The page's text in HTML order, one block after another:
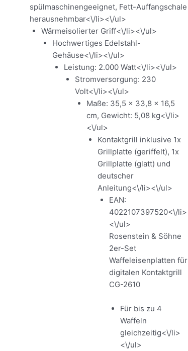
spülmaschinengeeignet, Fett-Auffangschale
herausnehmbar<\/li><\/ul>
Wärmeisolierter Griff<\/li><\/ul>
Hochwertiges Edelstahl-
Gehäuse<\/li><\/ul>
Leistung: 2.000 Watt<\/li><\/ul>
Stromversorgung: 230
Volt<\/li><\/ul>
Maße: 35,5 x 33,8 x 16,5
cm, Gewicht: 5,08 kg<\/li>
<\/ul>
Kontaktgrill inklusive 1x
Grillplatte (geriffelt), 1x
Grillplatte (glatt) und
deutscher
Anleitung<\/li><\/ul>
EAN:
4022107397520<\/li>
<\/ul>
Rosenstein & Söhne
2er-Set
Waffeleisenplatten für
digitalen Kontaktgrill
CG-2610
Für bis zu 4
Waffeln
gleichzeitig<\/li>
<\/ul>